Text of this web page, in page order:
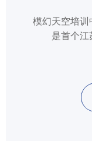
模幻天空培训
是首个江